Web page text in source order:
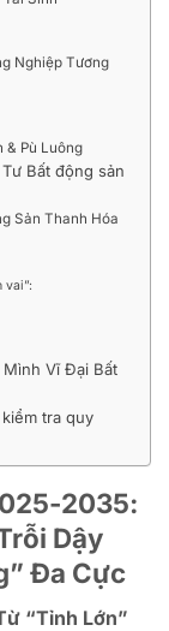
Nghiệp Tương
& Pù Luông
Bất động sản
Sản Thanh Hóa
vai”:
Vĩ Đại Bất
tra quy
2035:
Dậy
Đa Cực
“Tỉnh Lớn”